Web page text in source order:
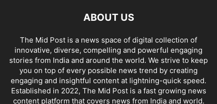
ABOUT US
The Mid Post is a news space of digital collection of
innovative, diverse, compelling and powerful engaging
stories from India and around the world. We strive to keep
you on top of every possible news trend by creating
engaging and insightful content at lightning-quick speed.
Established in 2022, The Mid Post is a fast growing news
content platform that covers news from India and world.